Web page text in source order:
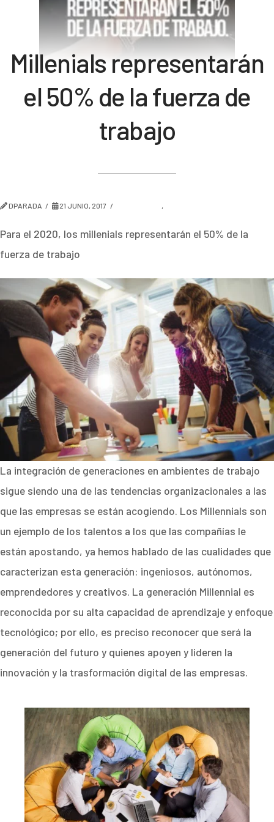
Millenials representarán
el 50% de la fuerza de
trabajo
DPARADA 21 JUNIO, 2017
Para el 2020, los millenials representarán el 50% de la
fuerza de trabajo
La integración de generaciones en ambientes de trabajo
sigue siendo una de las tendencias organizacionales a las
que las empresas se están acogiendo. Los Millennials son
un ejemplo de los talentos a los que las compañías le
están apostando, ya hemos hablado de las cualidades que
caracterizan esta generación: ingeniosos, autónomos,
emprendedores y creativos. La generación Millennial es
reconocida por su alta capacidad de aprendizaje y enfoque
tecnológico; por ello, es preciso reconocer que será la
generación del futuro y quienes apoyen y lideren la
innovación y la trasformación digital de las empresas.